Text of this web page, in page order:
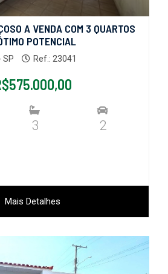
A VENDA COM 3 QUARTOS
POTENCIAL
SP Ref.: 23041
3 2
Mais Detalhes